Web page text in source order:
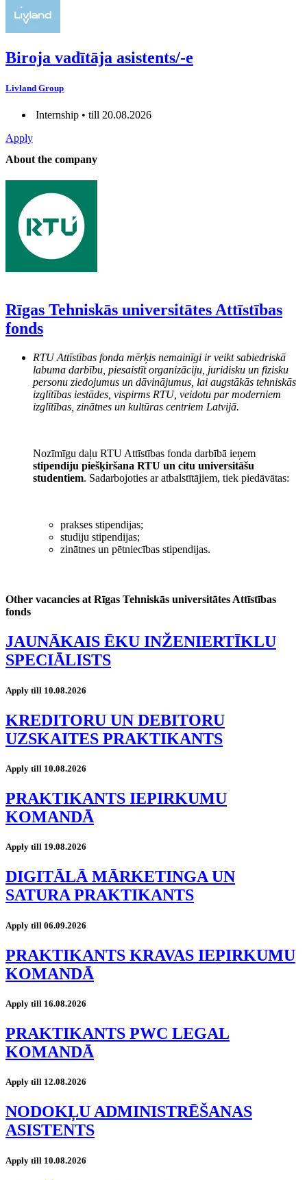
Biroja vadītāja asistents/-e
Livland Group
Internship • till 20.08.2026
Apply
About the company
Rīgas Tehniskās universitātes Attīstības
fonds
RTU Attīstības fonda mērķis nemainīgi ir veikt sabiedriskā
labuma darbību, piesaistīt organizāciju, juridisku un fizisku
personu ziedojumus un dāvinājumus, lai augstākās tehniskās
izglītības iestādes, vispirms RTU, veidotu par moderniem
izglītības, zinātnes un kultūras centriem Latvijā.
Nozīmīgu daļu RTU Attīstības fonda darbībā ieņem
stipendiju piešķiršana RTU un citu universitāšu
studentiem. Sadarbojoties ar atbalstītājiem, tiek piedāvātas:
prakses stipendijas;
studiju stipendijas;
zinātnes un pētniecības stipendijas.
Other vacancies at Rīgas Tehniskās universitātes Attīstības
fonds
JAUNĀKAIS ĒKU INŽENIERTĪKLU
SPECIĀLISTS
Apply till 10.08.2026
KREDITORU UN DEBITORU
UZSKAITES PRAKTIKANTS
Apply till 10.08.2026
PRAKTIKANTS IEPIRKUMU
KOMANDĀ
Apply till 19.08.2026
DIGITĀLĀ MĀRKETINGA UN
SATURA PRAKTIKANTS
Apply till 06.09.2026
PRAKTIKANTS KRAVAS IEPIRKUMU
KOMANDĀ
Apply till 16.08.2026
PRAKTIKANTS PWC LEGAL
KOMANDĀ
Apply till 12.08.2026
NODOKĻU ADMINISTRĒŠANAS
ASISTENTS
Apply till 10.08.2026